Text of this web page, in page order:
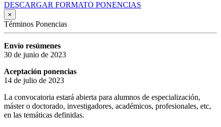
DESCARGAR FORMATO PONENCIAS
×
Términos Ponencias
Envío resúmenes
30 de junio de 2023
Aceptación ponencias
14 de julio de 2023
La convocatoria estará abierta para alumnos de especialización,
máster o doctorado, investigadores, académicos, profesionales, etc,
en las temáticas definidas.